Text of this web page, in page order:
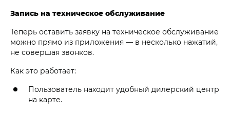
Запись на техническое обслуживание
Теперь оставить заявку на техническое обслуживание
можно прямо из приложения — в несколько нажатий,
не совершая звонков.
Как это работает:
Пользователь находит удобный дилерский центр
на карте.